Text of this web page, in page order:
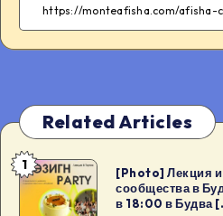
FacebookTwitter
Related Articles
[Photo]
Лекция
1
[Photo] Лекция
сообщества в
в 18:00 в Будва